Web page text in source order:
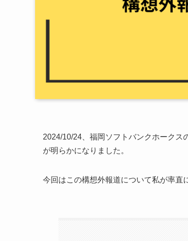
2024/10/24、福岡ソフトバンクホークス
が明らかになりました。
今回はこの構想外報道について私が率直